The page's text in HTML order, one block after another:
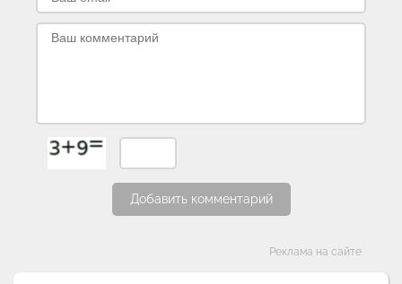
Добавить комментарий
Реклама на сайте